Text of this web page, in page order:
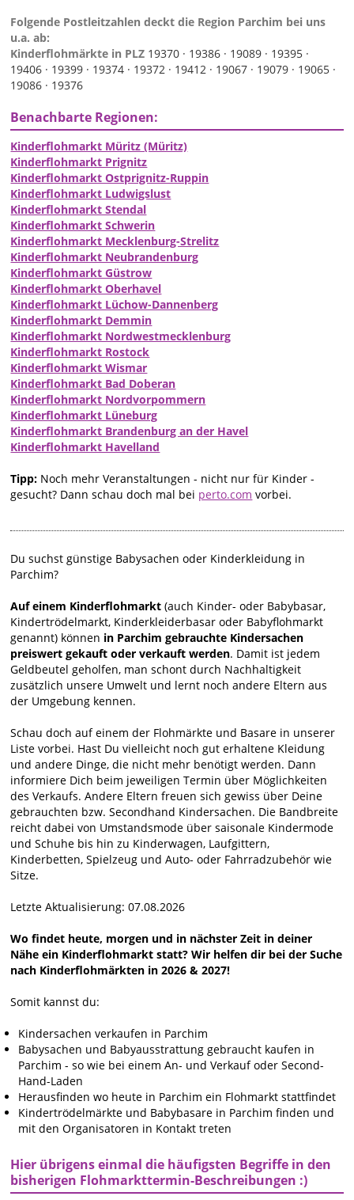
Folgende Postleitzahlen deckt die Region Parchim bei uns
u.a. ab:
Kinderflohmärkte in PLZ 19370 · 19386 · 19089 · 19395 ·
19406 · 19399 · 19374 · 19372 · 19412 · 19067 · 19079 · 19065 ·
19086 · 19376
Benachbarte Regionen:
Kinderflohmarkt Müritz (Müritz)
Kinderflohmarkt Prignitz
Kinderflohmarkt Ostprignitz-Ruppin
Kinderflohmarkt Ludwigslust
Kinderflohmarkt Stendal
Kinderflohmarkt Schwerin
Kinderflohmarkt Mecklenburg-Strelitz
Kinderflohmarkt Neubrandenburg
Kinderflohmarkt Güstrow
Kinderflohmarkt Oberhavel
Kinderflohmarkt Lüchow-Dannenberg
Kinderflohmarkt Demmin
Kinderflohmarkt Nordwestmecklenburg
Kinderflohmarkt Rostock
Kinderflohmarkt Wismar
Kinderflohmarkt Bad Doberan
Kinderflohmarkt Nordvorpommern
Kinderflohmarkt Lüneburg
Kinderflohmarkt Brandenburg an der Havel
Kinderflohmarkt Havelland
Tipp: Noch mehr Veranstaltungen - nicht nur für Kinder -
gesucht? Dann schau doch mal bei perto.com vorbei.
Du suchst günstige Babysachen oder Kinderkleidung in
Parchim?
Auf einem Kinderflohmarkt (auch Kinder- oder Babybasar,
Kindertrödelmarkt, Kinderkleiderbasar oder Babyflohmarkt
genannt) können in Parchim gebrauchte Kindersachen
preiswert gekauft oder verkauft werden. Damit ist jedem
Geldbeutel geholfen, man schont durch Nachhaltigkeit
zusätzlich unsere Umwelt und lernt noch andere Eltern aus
der Umgebung kennen.
Schau doch auf einem der Flohmärkte und Basare in unserer
Liste vorbei. Hast Du vielleicht noch gut erhaltene Kleidung
und andere Dinge, die nicht mehr benötigt werden. Dann
informiere Dich beim jeweiligen Termin über Möglichkeiten
des Verkaufs. Andere Eltern freuen sich gewiss über Deine
gebrauchten bzw. Secondhand Kindersachen. Die Bandbreite
reicht dabei von Umstandsmode über saisonale Kindermode
und Schuhe bis hin zu Kinderwagen, Laufgittern,
Kinderbetten, Spielzeug und Auto- oder Fahrradzubehör wie
Sitze.
Letzte Aktualisierung: 07.08.2026
Wo findet heute, morgen und in nächster Zeit in deiner
Nähe ein Kinderflohmarkt statt? Wir helfen dir bei der Suche
nach Kinderflohmärkten in 2026 & 2027!
Somit kannst du:
Kindersachen verkaufen in Parchim
Babysachen und Babyausstrattung gebraucht kaufen in
Parchim - so wie bei einem An- und Verkauf oder Second-
Hand-Laden
Herausfinden wo heute in Parchim ein Flohmarkt stattfindet
Kindertrödelmärkte und Babybasare in Parchim finden und
mit den Organisatoren in Kontakt treten
Hier übrigens einmal die häufigsten Begriffe in den
bisherigen Flohmarkttermin-Beschreibungen :)